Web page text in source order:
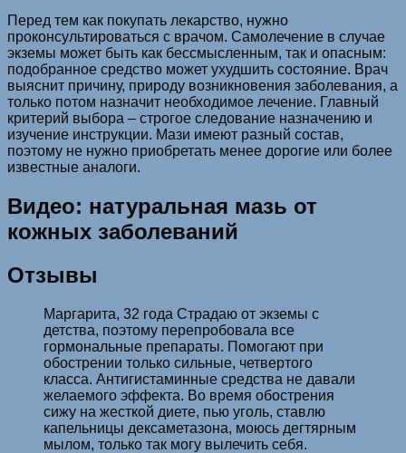
Перед тем как покупать лекарство, нужно
проконсультироваться с врачом. Самолечение в случае
экземы может быть как бессмысленным, так и опасным:
подобранное средство может ухудшить состояние. Врач
выяснит причину, природу возникновения заболевания, а
только потом назначит необходимое лечение. Главный
критерий выбора – строгое следование назначению и
изучение инструкции. Мази имеют разный состав,
поэтому не нужно приобретать менее дорогие или более
известные аналоги.
Видео: натуральная мазь от
кожных заболеваний
Отзывы
Маргарита, 32 года ­Страдаю от экземы с
детства, поэтому перепробовала все
гормональные препараты. Помогают при
обострении только сильные, четвертого
класса. Антигистаминные средства не давали
желаемого эффекта. Во время обострения
сижу на жесткой диете, пью уголь, ставлю
капельницы дексаметазона, моюсь дегтярным
мылом, только так могу вылечить себя.